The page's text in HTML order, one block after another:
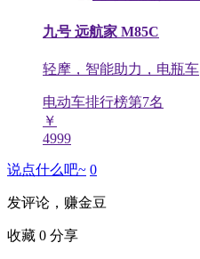
九号 远航家 M85C
轻摩，智能助力，电瓶车
电动车排行榜第7名
￥
4999
说点什么吧~ 0
发评论，赚金豆
收藏 0 分享